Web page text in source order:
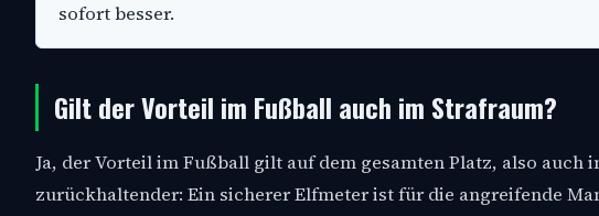
sofort besser.
Gilt der Vorteil im Fußball auch im Strafraum?
Ja, der Vorteil im Fußball gilt auf dem gesamten Platz, also
zurückhaltender: Ein sicherer Elfmeter ist für die angreifende